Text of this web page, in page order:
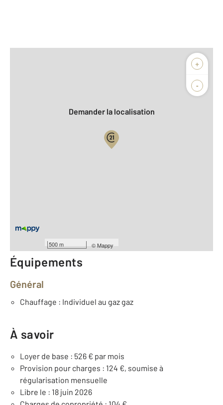
+
-
500 m ©Mappy
Demander la localisation
Nombre de pièces : 2
Équipements
Général
Chauffage : Individuel au gaz gaz
À savoir
Loyer de base : 526 € par mois
Provision pour charges : 124 €, soumise à
régularisation mensuelle
Libre le : 18 juin 2026